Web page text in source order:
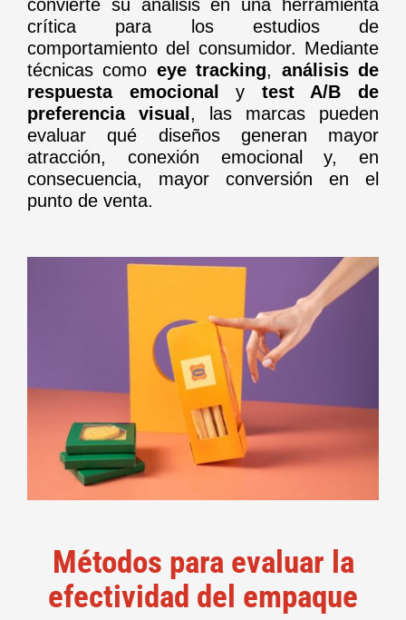
convierte su análisis en una herramienta
crítica para los estudios de
comportamiento del consumidor. Mediante
técnicas como eye tracking, análisis de
respuesta emocional
y test A/B de
preferencia visual , las marcas pueden
evaluar qué diseños generan mayor
atracción, conexión emocional y, en
consecuencia, mayor conversión en el
punto de venta.
Métodos para evaluar la
efectividad del empaque